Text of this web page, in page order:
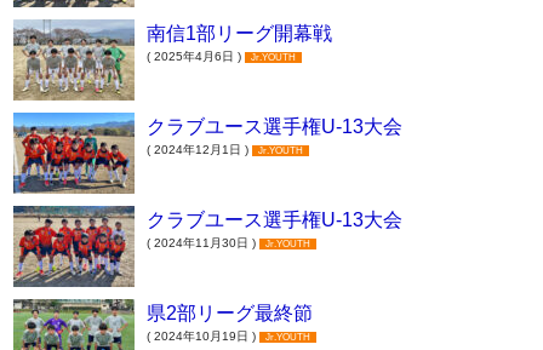
南信1部リーグ開幕戦
( 2025年4月6日 ) Jr.YOUTH
クラブユース選手権U-13大会
( 2024年12月1日 ) Jr.YOUTH
クラブユース選手権U-13大会
( 2024年11月30日 ) Jr.YOUTH
県2部リーグ最終節
( 2024年10月19日 ) Jr.YOUTH